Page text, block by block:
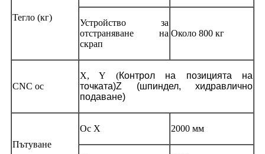
Тегло (кг)
Устройство за
отстраняване на
скрап
Около 800 кг
CNC ос
X, Y (Контрол на позицията на
точката)Z (шпиндел, хидравлично
подаване)
Пътуване
Ос X 2000 мм